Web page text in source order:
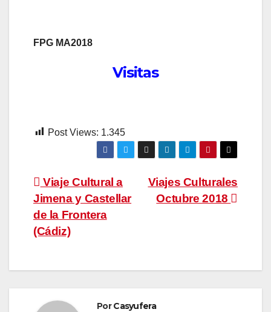
FPG MA2018
Visitas
Post Views: 1.345
Navegación
de
entradas
Viajes Culturales
Octubre 2018
Viaje Cultural a
Jimena y Castellar
de la Frontera
(Cádiz)
PorCasyufera